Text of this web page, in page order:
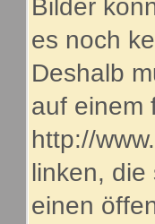
Bilder
es noch
Deshalb
auf einem
http://
linken,
einen